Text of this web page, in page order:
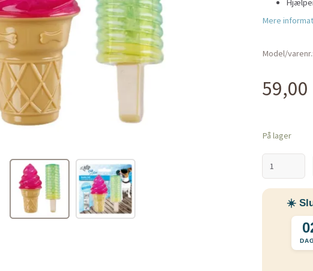
Mere
Model/varenr.:
59,00
På lager
☀️